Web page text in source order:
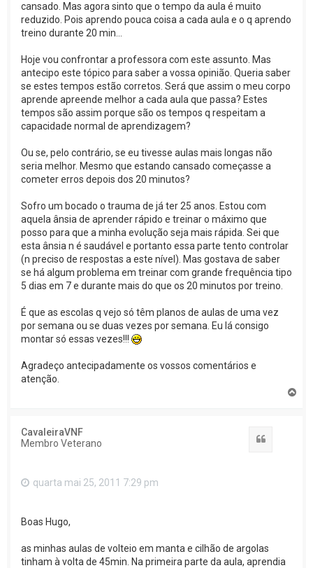
cansado. Mas agora sinto que o tempo da aula é muito
reduzido. Pois aprendo pouca coisa a cada aula e o q aprendo
treino durante 20 min...
Hoje vou confrontar a professora com este assunto. Mas
antecipo este tópico para saber a vossa opinião. Queria saber
se estes tempos estão corretos. Será que assim o meu corpo
aprende apreende melhor a cada aula que passa? Estes
tempos são assim porque são os tempos q respeitam a
capacidade normal de aprendizagem?
Ou se, pelo contrário, se eu tivesse aulas mais longas não
seria melhor. Mesmo que estando cansado começasse a
cometer erros depois dos 20 minutos?
Sofro um bocado o trauma de já ter 25 anos. Estou com
aquela ânsia de aprender rápido e treinar o máximo que
posso para que a minha evolução seja mais rápida. Sei que
esta ânsia n é saudável e portanto essa parte tento controlar
(n preciso de respostas a este nível). Mas gostava de saber
se há algum problema em treinar com grande frequência tipo
5 dias em 7 e durante mais do que os 20 minutos por treino.
É que as escolas q vejo só têm planos de aulas de uma vez
por semana ou se duas vezes por semana. Eu lá consigo
montar só essas vezes!!!
Agradeço antecipadamente os vossos comentários e
atenção.
CavaleiraVNF
Membro Veterano
quarta mai 25, 2011 7:29 pm
Boas Hugo,
as minhas aulas de volteio em manta e cilhão de argolas
tinham à volta de 45min. Na primeira parte da aula, aprendia